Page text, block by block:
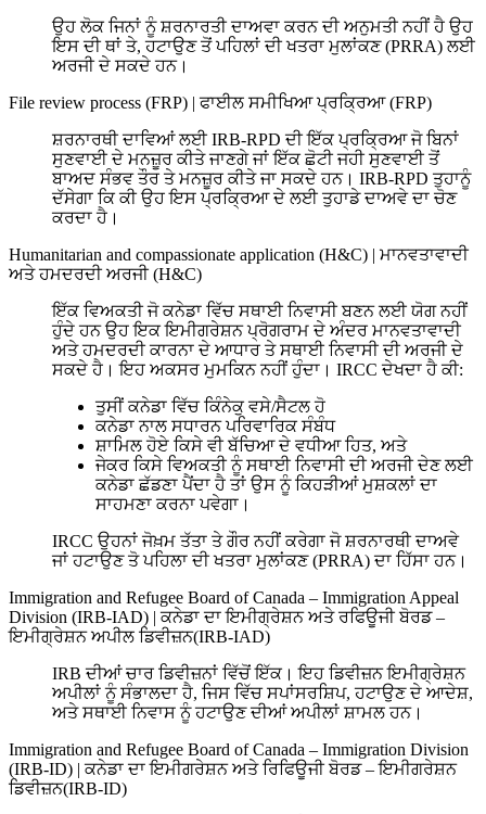
ਉਹ ਲੋਕ ਜਿਨਾਂ ਨੂੰ ਸ਼ਰਨਾਰਤੀ ਦਾਅਵਾ ਕਰਨ ਦੀ ਅਨੁਮਤੀ ਨਹੀਂ ਹੈ ਉਹ
ਇਸ ਦੀ ਥਾਂ ਤੇ, ਹਟਾਉਣ ਤੋਂ ਪਹਿਲਾਂ ਦੀ ਖਤਰਾ ਮੁਲਾਂਕਣ (PRRA) ਲਈ
ਅਰਜੀ ਦੇ ਸਕਦੇ ਹਨ।
File review process (FRP) | ਫਾਈਲ ਸਮੀਖਿਆ ਪ੍ਰਕ੍ਰਿਆ (FRP)
ਸ਼ਰਨਾਰਥੀ ਦਾਵਿਆਂ ਲਈ IRB-RPD ਦੀ ਇੱਕ ਪ੍ਰਕ੍ਰਿਆ ਜੋ ਬਿਨਾਂ
ਸੁਣਵਾਈ ਦੇ ਮਨਜ਼ੂਰ ਕੀਤੇ ਜਾਣਗੇ ਜਾਂ ਇੱਕ ਛੋਟੀ ਜਹੀ ਸੁਣਵਾਈ ਤੋਂ
ਬਾਅਦ ਸੰਭਵ ਤੌਰ ਤੇ ਮਨਜ਼ੂਰ ਕੀਤੇ ਜਾ ਸਕਦੇ ਹਨ। IRB-RPD ਤੁਹਾਨੂੰ
ਦੱਸੇਗਾ ਕਿ ਕੀ ਉਹ ਇਸ ਪ੍ਰਕ੍ਰਿਆ ਦੇ ਲਈ ਤੁਹਾਡੇ ਦਾਅਵੇ ਦਾ ਚੋਣ
ਕਰਦਾ ਹੈ।
Humanitarian and compassionate application (H&C) | ਮਾਨਵਤਾਵਾਦੀ
ਅਤੇ ਹਮਦਰਦੀ ਅਰਜੀ (H&C)
ਇੱਕ ਵਿਅਕਤੀ ਜੋ ਕਨੇਡਾ ਵਿੱਚ ਸਥਾਈ ਨਿਵਾਸੀ ਬਣਨ ਲਈ ਯੋਗ ਨਹੀਂ
ਹੁੰਦੇ ਹਨ ਉਹ ਇਕ ਇਮੀਗਰੇਸ਼ਨ ਪ੍ਰੋਗਰਾਮ ਦੇ ਅੰਦਰ ਮਾਨਵਤਾਵਾਦੀ
ਅਤੇ ਹਮਦਰਦੀ ਕਾਰਨਾ ਦੇ ਆਧਾਰ ਤੇ ਸਥਾਈ ਨਿਵਾਸੀ ਦੀ ਅਰਜੀ ਦੇ
ਸਕਦੇ ਹੈ। ਇਹ ਅਕਸਰ ਮੁਮਕਿਨ ਨਹੀਂ ਹੁੰਦਾ। IRCC ਦੇਖਦਾ ਹੈ ਕੀ:
ਤੁਸੀਂ ਕਨੇਡਾ ਵਿੱਚ ਕਿੰਨੇਕੁ ਵਸੇ/ਸੈਟਲ ਹੋ
ਕਨੇਡਾ ਨਾਲ ਸਧਾਰਨ ਪਰਿਵਾਰਿਕ ਸੰਬੰਧ
ਸ਼ਾਮਿਲ ਹੋਏ ਕਿਸੇ ਵੀ ਬੱਚਿਆ ਦੇ ਵਧੀਆ ਹਿਤ, ਅਤੇ
ਜੇਕਰ ਕਿਸੇ ਵਿਅਕਤੀ ਨੂੰ ਸਥਾਈ ਨਿਵਾਸੀ ਦੀ ਅਰਜੀ ਦੇਣ ਲਈ
ਕਨੇਡਾ ਛੱਡਣਾ ਪੈਂਦਾ ਹੈ ਤਾਂ ਉਸ ਨੂੰ ਕਿਹੜੀਆਂ ਮੁਸ਼ਕਲਾਂ ਦਾ
ਸਾਹਮਣਾ ਕਰਨਾ ਪਵੇਗਾ।
IRCC ਉਹਨਾਂ ਜੋਖ਼ਮ ਤੱਤਾ ਤੇ ਗੌਰ ਨਹੀਂ ਕਰੇਗਾ ਜੋ ਸ਼ਰਨਾਰਥੀ ਦਾਅਵੇ
ਜਾਂ ਹਟਾਉਣ ਤੋ ਪਹਿਲਾ ਦੀ ਖਤਰਾ ਮੁਲਾਂਕਣ (PRRA) ਦਾ ਹਿੱਸਾ ਹਨ।
Immigration and Refugee Board of Canada – Immigration Appeal
Division (IRB-IAD) | ਕਨੇਡਾ ਦਾ ਇਮੀਗ੍ਰੇਸ਼ਨ ਅਤੇ ਰਫਿਊਜੀ ਬੋਰਡ –
ਇਮੀਗ੍ਰੇਸ਼ਨ ਅਪੀਲ ਡਿਵੀਜ਼ਨ(IRB-IAD)
IRB ਦੀਆਂ ਚਾਰ ਡਿਵੀਜ਼ਨਾਂ ਵਿੱਚੋਂ ਇੱਕ। ਇਹ ਡਿਵੀਜ਼ਨ ਇਮੀਗ੍ਰੇਸ਼ਨ
ਅਪੀਲਾਂ ਨੂੰ ਸੰਭਾਲਦਾ ਹੈ, ਜਿਸ ਵਿੱਚ ਸਪਾਂਸਰਸ਼ਿਪ, ਹਟਾਉਣ ਦੇ ਆਦੇਸ਼,
ਅਤੇ ਸਥਾਈ ਨਿਵਾਸ ਨੂੰ ਹਟਾਉਣ ਦੀਆਂ ਅਪੀਲਾਂ ਸ਼ਾਮਲ ਹਨ।
Immigration and Refugee Board of Canada – Immigration Division
(IRB-ID) | ਕਨੇਡਾ ਦਾ ਇਮੀਗਰੇਸ਼ਨ ਅਤੇ ਰਿਫਿਊਜੀ ਬੋਰਡ – ਇਮੀਗਰੇਸ਼ਨ
ਡਿਵੀਜ਼ਨ(IRB-ID)